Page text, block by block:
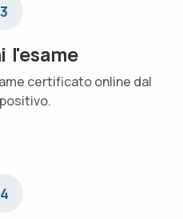
3
l'esame
certificato online dal
4